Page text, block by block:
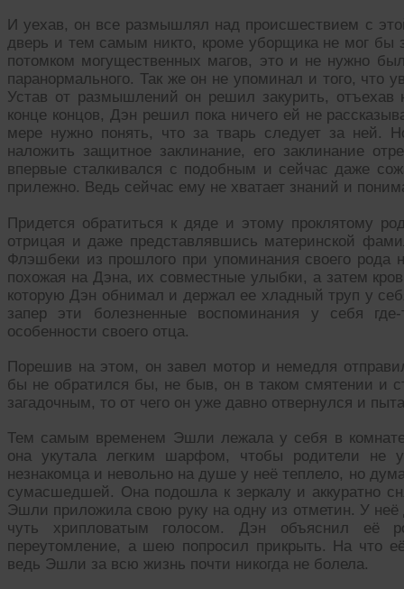
И уехав, он все размышлял над происшествием с
дверь и тем самым никто, кроме уборщика не мог
потомком могущественных магов, это и не нужно
паранормального. Так же он не упоминал и того,
Устав от размышлений он решил закурить, отъехав
конце концов, Дэн решил пока ничего ей не
мере нужно понять, что за тварь следует за ней.
наложить защитное заклинание, его заклинание
впервые сталкивался с подобным и сейчас даже
прилежно. Ведь сейчас ему не хватает знаний и
Придется обратиться к дяде и этому проклятому
отрицая и даже представлявшись материнской
Флэшбеки из прошлого при упоминания своего рода
похожая на Дэна, их совместные улыбки, а затем
которую Дэн обнимал и держал ее хладный труп у
запер эти болезненные воспоминания у себя
особенности своего отца.
Порешив на этом, он завел мотор и немедля
бы не обратился бы, не быв, он в таком смятении и
загадочным, то от чего он уже давно отвернулся и
Тем самым временем Эшли лежала у себя в
она укутала легким шарфом, чтобы родители не
незнакомца и невольно на душе у неё теплело, но
сумасшедшей. Она подошла к зеркалу и аккуратно
Эшли приложила свою руку на одну из отметин. У
чуть хрипловатым голосом. Дэн объяснил её
переутомление, а шею попросил прикрыть. На что
ведь Эшли за всю жизнь почти никогда не болела.